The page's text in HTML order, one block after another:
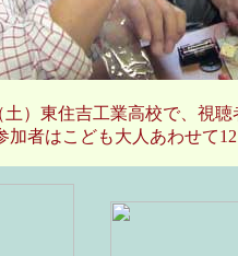
土）東住吉工業高校で、視
加者はこども大人あわせて